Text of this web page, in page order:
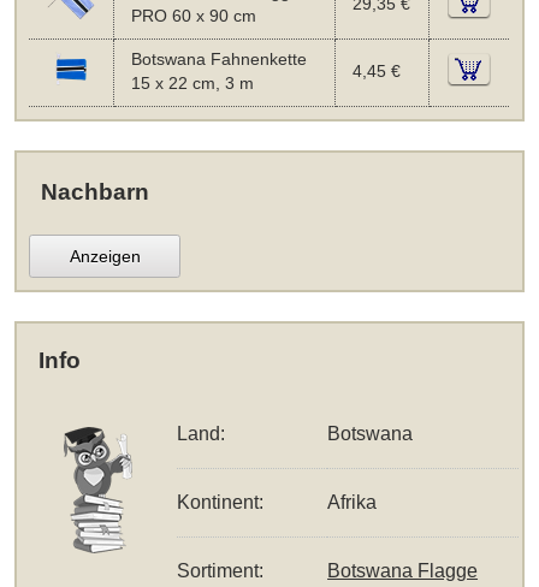
PRO 60 x 90 cm
29,35 €
Botswana Fahnenkette
15 x 22 cm, 3 m
4,45 €
Nachbarn
Anzeigen
Info
Land: Botswana
Kontinent: Afrika
Sortiment: Botswana Flagge